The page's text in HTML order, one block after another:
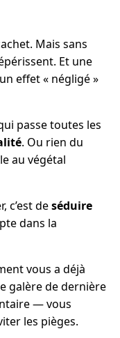
Mais sans
Et une
effet « négligé »
passe toutes les
. Ou rien du
au végétal
c’est deséduire
dans la
vous a déjà
galère de dernière
— vous
les pièges.